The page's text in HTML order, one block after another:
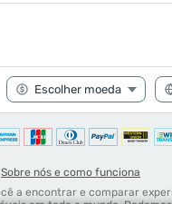
Sobre nós e como funciona
a encontrar e comparar